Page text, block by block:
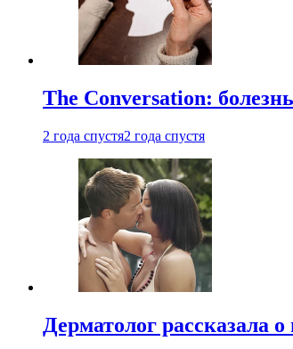
The Conversation:
2 года спустя2 года спустя
Дерматолог рассказала